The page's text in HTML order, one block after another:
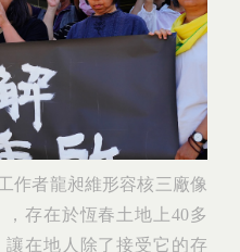
作者龍昶維形容核三廠像
存在於恆春土地上40多
在地人除了接受它的存